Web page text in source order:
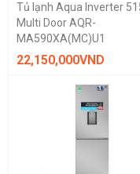
Tủ lạnh Aqua Inverter
Multi Door AQR-
MA590XA(MC)U1
22,150,000VND
KIỂU TỦ
Side by side
Tủ lạnh mini
Ngăn đá bên
Làm đá tự